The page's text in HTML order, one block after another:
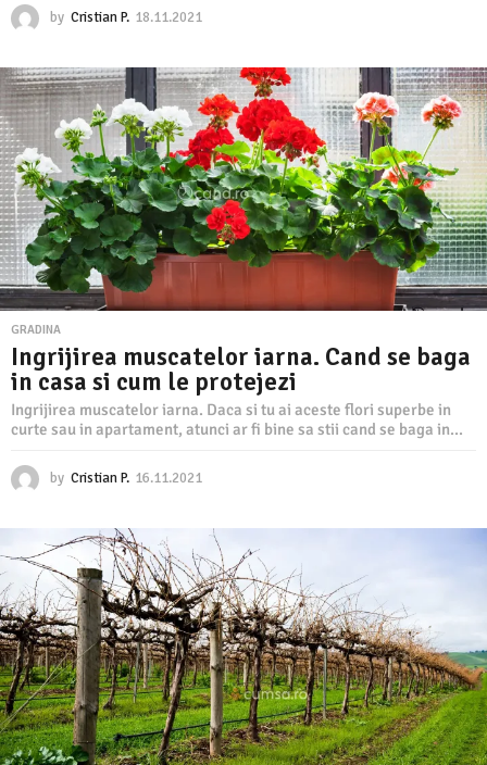
by Cristian P. 18.11.2021
1
1
.
2
0
2
1
GRADINA
Ingrijirea muscatelor iarna. Cand se baga
in casa si cum le protejezi
Ingrijirea muscatelor iarna. Daca si tu ai aceste flori superbe in
curte sau in apartament, atunci ar fi bine sa stii cand se baga in...
by Cristian P. 16.11.2021
1
1
.
2
0
2
1